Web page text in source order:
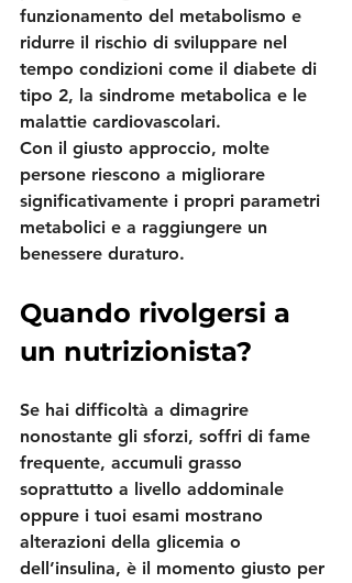
funzionamento del metabolismo e
ridurre il rischio di sviluppare nel
tempo condizioni come il diabete di
tipo 2, la sindrome metabolica e le
malattie cardiovascolari.
Con il giusto approccio, molte
persone riescono a migliorare
significativamente i propri parametri
metabolici e a raggiungere un
benessere duraturo.
Quando rivolgersi a
un nutrizionista?
Se hai difficoltà a dimagrire
nonostante gli sforzi, soffri di fame
frequente, accumuli grasso
soprattutto a livello addominale
oppure i tuoi esami mostrano
alterazioni della glicemia o
dell’insulina, è il momento giusto per